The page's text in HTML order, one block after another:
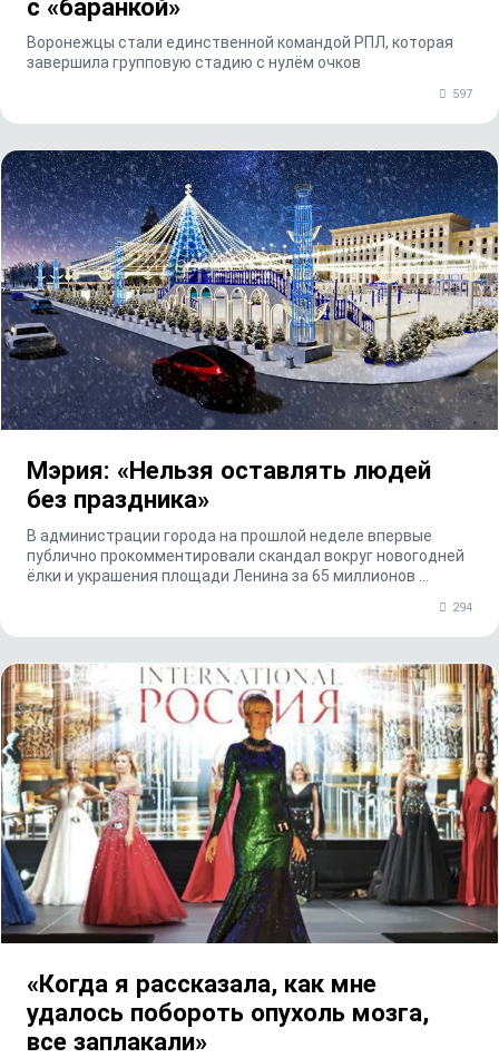
с «баранкой»
Воронежцы стали единственной командой РПЛ, которая
завершила групповую стадию с нулём очков
597
Мэрия: «Нельзя оставлять людей
без праздника»
В администрации города на прошлой неделе впервые
публично прокомментировали скандал вокруг новогодней
ёлки и украшения площади Ленина за 65 миллионов ...
294
«Когда я рассказала, как мне
удалось побороть опухоль мозга,
все заплакали»